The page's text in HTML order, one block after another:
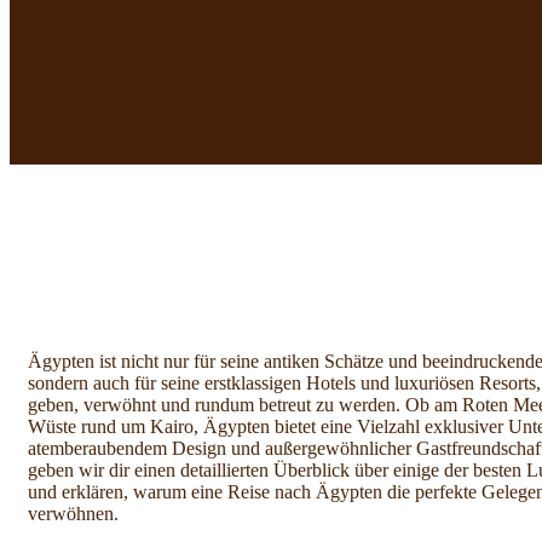
Ägypten ist nicht nur für seine antiken Schätze und
sondern auch für seine erstklassigen Hotels und luxuriösen
geben, verwöhnt und rundum betreut zu werden. Ob am Roten
Wüste rund um Kairo, Ägypten bietet eine Vielzahl exklusiver
atemberaubendem Design und außergewöhnlicher
geben wir dir einen detaillierten Überblick über einige der besten
und erklären, warum eine Reise nach Ägypten die perfekte
verwöhnen.